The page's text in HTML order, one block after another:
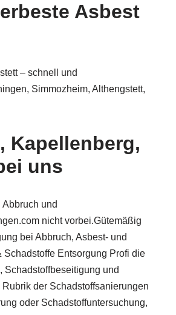
Asbest
– schnell und
Simmozheim, Althengstett,
Kapellenberg,
uns
und
nicht vorbei.Gütemäßig
bei Abbruch, Asbest- und
Entsorgung Profi die
Schadstoffbeseitigung und
der Schadstoffsanierungen
oder Schadstoffuntersuchung,